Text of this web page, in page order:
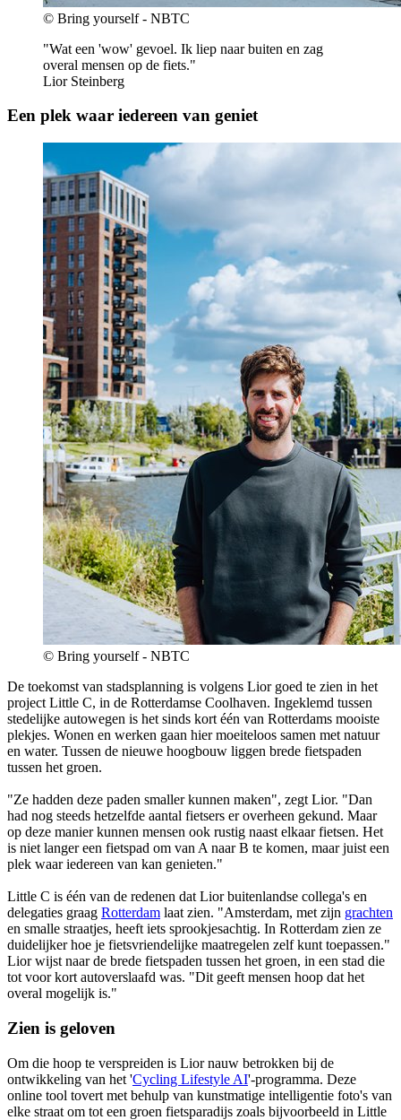
© Bring yourself - NBTC
"Wat een 'wow' gevoel. Ik liep naar buiten en zag
overal mensen op de fiets."
Lior Steinberg
Een plek waar iedereen van geniet
© Bring yourself - NBTC
De toekomst van stadsplanning is volgens Lior goed te zien in het
project Little C, in de Rotterdamse Coolhaven. Ingeklemd tussen
stedelijke autowegen is het sinds kort één van Rotterdams mooiste
plekjes. Wonen en werken gaan hier moeiteloos samen met natuur
en water. Tussen de nieuwe hoogbouw liggen brede fietspaden
tussen het groen.
"Ze hadden deze paden smaller kunnen maken", zegt Lior. "Dan
had nog steeds hetzelfde aantal fietsers er overheen gekund. Maar
op deze manier kunnen mensen ook rustig naast elkaar fietsen. Het
is niet langer een fietspad om van A naar B te komen, maar juist een
plek waar iedereen van kan genieten."
Little C is één van de redenen dat Lior buitenlandse collega's en
delegaties graag Rotterdam laat zien. "Amsterdam, met zijn grachten
en smalle straatjes, heeft iets sprookjesachtig. In Rotterdam zien ze
duidelijker hoe je fietsvriendelijke maatregelen zelf kunt toepassen."
Lior wijst naar de brede fietspaden tussen het groen, in een stad die
tot voor kort autoverslaafd was. "Dit geeft mensen hoop dat het
overal mogelijk is."
Zien is geloven
Om die hoop te verspreiden is Lior nauw betrokken bij de
ontwikkeling van het 'Cycling Lifestyle AI'-programma. Deze
online tool tovert met behulp van kunstmatige intelligentie foto's van
elke straat om tot een groen fietsparadijs zoals bijvoorbeeld in Little